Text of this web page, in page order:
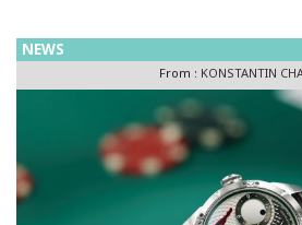
初のロシアのスマイリー」と呼ばれ
らせた最新作。
NEWS
From : KONSTANTIN